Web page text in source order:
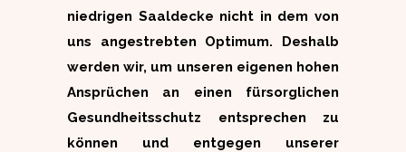
niedrigen Saaldecke nicht in dem von
uns angestrebten Optimum. Deshalb
werden wir, um unseren eigenen hohen
Ansprüchen an einen fürsorglichen
Gesundheitsschutz entsprechen zu
können und entgegen unserer